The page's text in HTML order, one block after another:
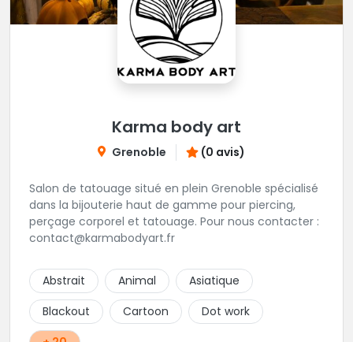
Karma body art
Grenoble (0 avis)
Salon de tatouage situé en plein Grenoble spécialisé
dans la bijouterie haut de gamme pour piercing,
perçage corporel et tatouage. Pour nous contacter :
contact@karmabodyart.fr
Abstrait Animal
Asiatique
Blackout
Cartoon
Dot work